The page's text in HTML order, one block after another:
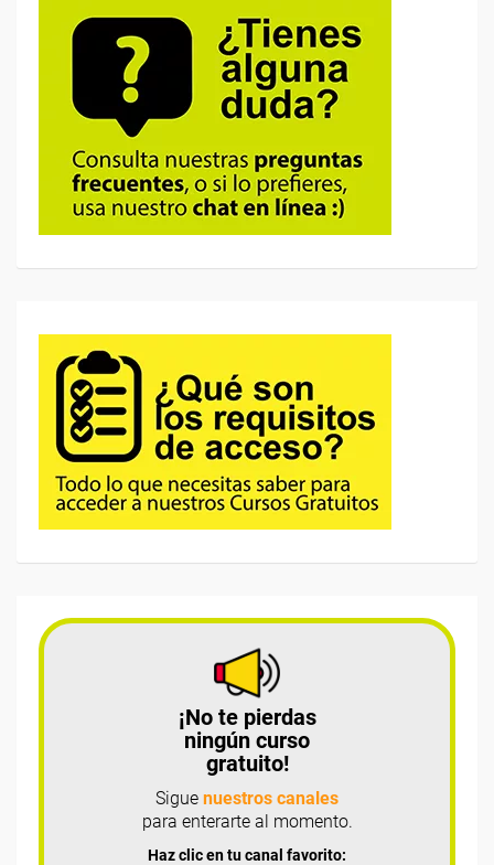
¡No te pierdas
ningún curso
gratuito!
Sigue nuestros canales
para enterarte al momento.
Haz clic en tu canal favorito: